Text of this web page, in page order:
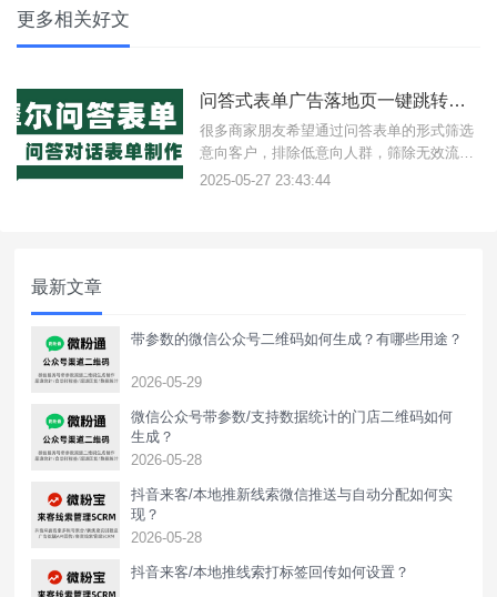
更多相关好文
问答式表单广告落地页一键跳转企业微信加粉数据回传怎么制作？
很多商家朋友希望通过问答表单的形式筛选
意向客户，排除低意向人群，筛除无效流
量，筛选条件后能够一键跳转拉起企业微信/
2025-05-27 23:43:44
最新文章
带参数的微信公众号二维码如何生成？有哪些用途？
2026-05-29
微信公众号带参数/支持数据统计的门店二维码如何
生成？
2026-05-28
抖音来客/本地推新线索微信推送与自动分配如何实
现？
2026-05-28
抖音来客/本地推线索打标签回传如何设置？